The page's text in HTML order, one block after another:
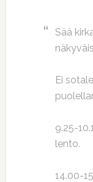
Sää
Ei
9.25-
lento.
14.00-